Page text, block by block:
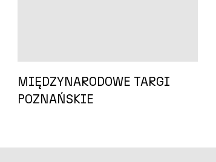
MIĘDZYNARODOWE TARGI
POZNAŃSKIE